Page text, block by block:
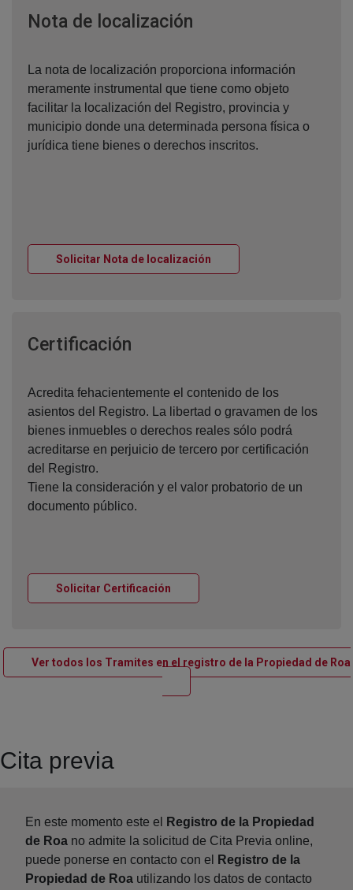
Nota de localización
La nota de localización proporciona información
meramente instrumental que tiene como objeto
facilitar la localización del Registro, provincia y
municipio donde una determinada persona física o
jurídica tiene bienes o derechos inscritos.
Solicitar Nota de localización
Certificación
Acredita fehacientemente el contenido de los
asientos del Registro. La libertad o gravamen de los
bienes inmuebles o derechos reales sólo podrá
acreditarse en perjuicio de tercero por certificación
del Registro.
Tiene la consideración y el valor probatorio de un
documento público.
Solicitar Certificación
Ver todos los Tramites en el registro de la Propiedad de Roa
Ventana nueva
Cita previa
En este momento este el
Registro de la Propiedad
de Roa no admite la solicitud de Cita Previa online,
puede ponerse en contacto con el
Registro de la
Propiedad de Roa utilizando los datos de contacto